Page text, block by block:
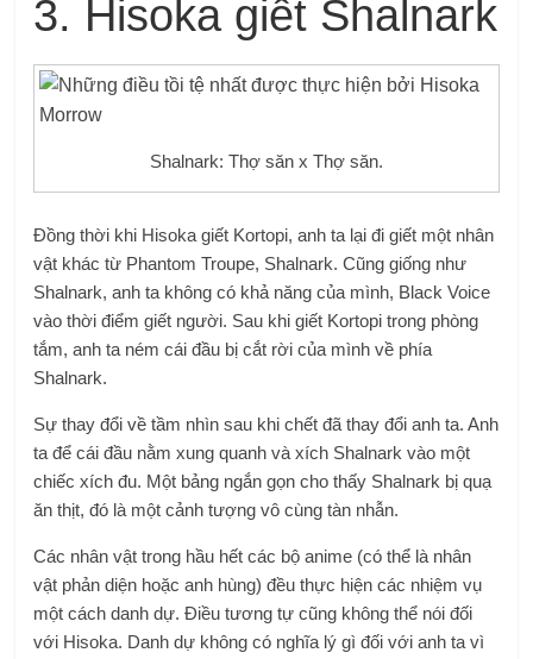
3. Hisoka giết Shalnark
Shalnark: Thợ săn x Thợ săn.
Đồng thời khi Hisoka giết Kortopi, anh ta lại đi giết một nhân
vật khác từ Phantom Troupe, Shalnark. Cũng giống như
Shalnark, anh ta không có khả năng của mình, Black Voice
vào thời điểm giết người. Sau khi giết Kortopi trong phòng
tắm, anh ta ném cái đầu bị cắt rời của mình về phía
Shalnark.
Sự thay đổi về tầm nhìn sau khi chết đã thay đổi anh ta. Anh
ta để cái đầu nằm xung quanh và xích Shalnark vào một
chiếc xích đu. Một bảng ngắn gọn cho thấy Shalnark bị quạ
ăn thịt, đó là một cảnh tượng vô cùng tàn nhẫn.
Các nhân vật trong hầu hết các bộ anime (có thể là nhân
vật phản diện hoặc anh hùng) đều thực hiện các nhiệm vụ
một cách danh dự. Điều tương tự cũng không thể nói đối
với Hisoka. Danh dự không có nghĩa lý gì đối với anh ta vì